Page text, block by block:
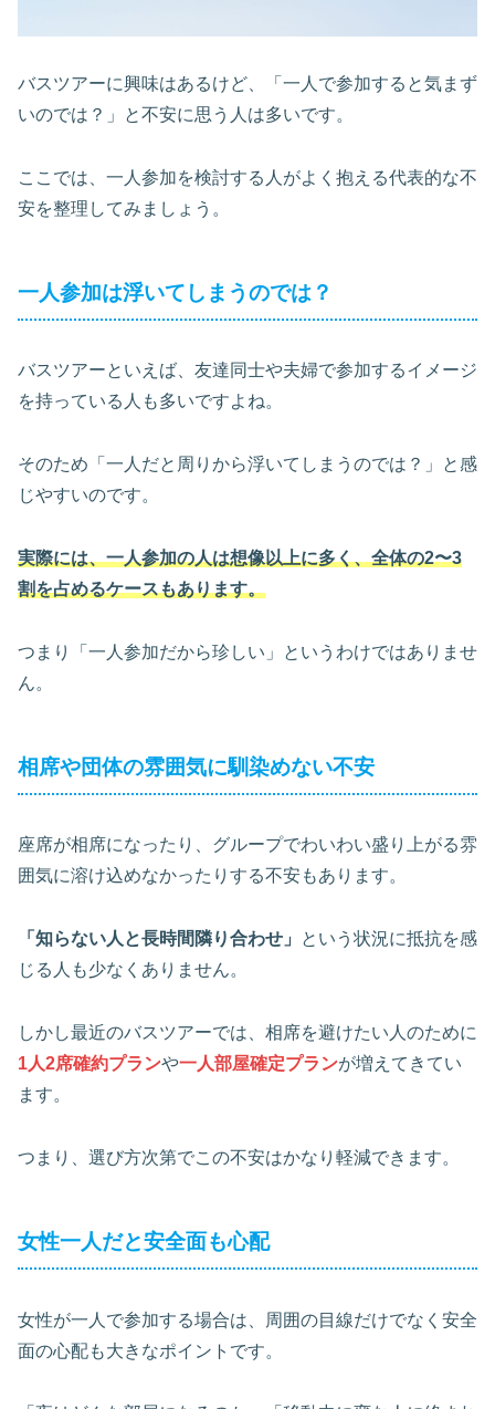
バスツアーに興味はあるけど、「一人で参加すると気まず
いのでは？」と不安に思う人は多いです。
ここでは、一人参加を検討する人がよく抱える代表的な不
安を整理してみましょう。
一人参加は浮いてしまうのでは？
バスツアーといえば、友達同士や夫婦で参加するイメージ
を持っている人も多いですよね。
そのため「一人だと周りから浮いてしまうのでは？」と感
じやすいのです。
実際には、一人参加の人は想像以上に多く、全体の2〜3
割を占めるケースもあります。
つまり「一人参加だから珍しい」というわけではありませ
ん。
相席や団体の雰囲気に馴染めない不安
座席が相席になったり、グループでわいわい盛り上がる雰
囲気に溶け込めなかったりする不安もあります。
「知らない人と長時間隣り合わせ」
という状況に抵抗を感
じる人も少なくありません。
しかし最近のバスツアーでは、相席を避けたい人のために
1人2席確約プランや一人部屋確定プランが増えてきてい
ます。
つまり、選び方次第でこの不安はかなり軽減できます。
女性一人だと安全面も心配
女性が一人で参加する場合は、周囲の目線だけでなく安全
面の心配も大きなポイントです。